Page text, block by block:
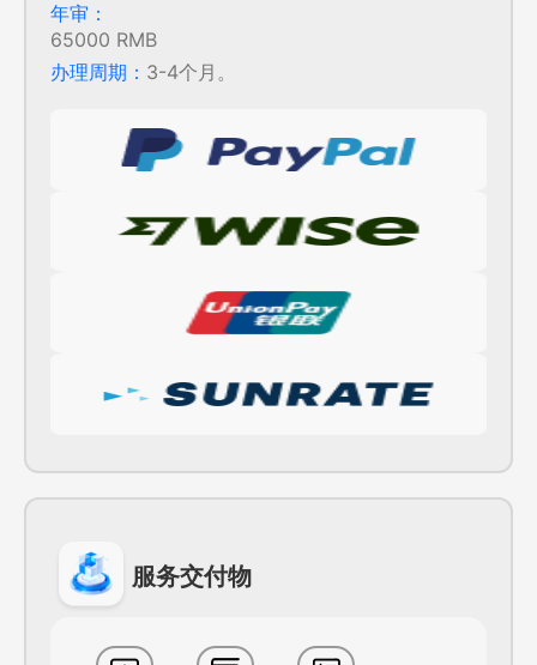
年审：
65000 RMB
办理周期： 3-4个月。
服务交付物